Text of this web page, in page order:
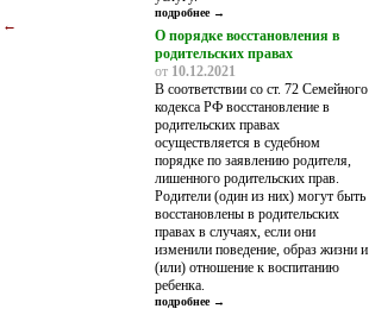
←
подробнее →
О порядке восстановления в
родительских правах
от 10.12.2021
В соответствии со ст. 72 Семейного
кодекса РФ восстановление в
родительских правах
осуществляется в судебном
порядке по заявлению родителя,
лишенного родительских прав.
Родители (один из них) могут быть
восстановлены в родительских
правах в случаях, если они
изменили поведение, образ жизни и
(или) отношение к воспитанию
ребенка.
подробнее →